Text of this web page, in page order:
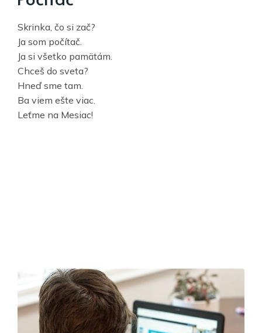
Skrinka, čo si zač?
Ja som počítač.
Ja si všetko pamätám.
Chceš do sveta?
Hneď sme tam.
Ba viem ešte viac.
Leťme na Mesiac!